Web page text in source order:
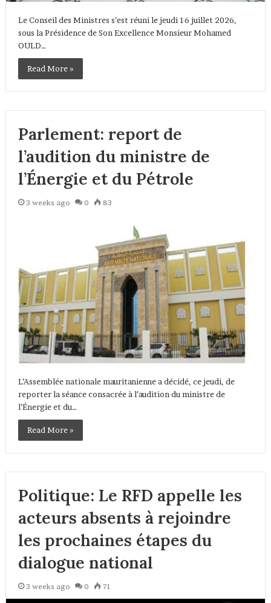
Le Conseil des Ministres s’est réuni le jeudi 16 juillet 2026,
sous la Présidence de Son Excellence Monsieur Mohamed
OULD…
Read More »
Parlement: report de
l’audition du ministre de
l’Énergie et du Pétrole
3 weeks ago 0 83
L’Assemblée nationale mauritanienne a décidé, ce jeudi, de
reporter la séance consacrée à l’audition du ministre de
l’Énergie et du…
Read More »
Politique: Le RFD appelle les
acteurs absents à rejoindre
les prochaines étapes du
dialogue national
3 weeks ago 0 71